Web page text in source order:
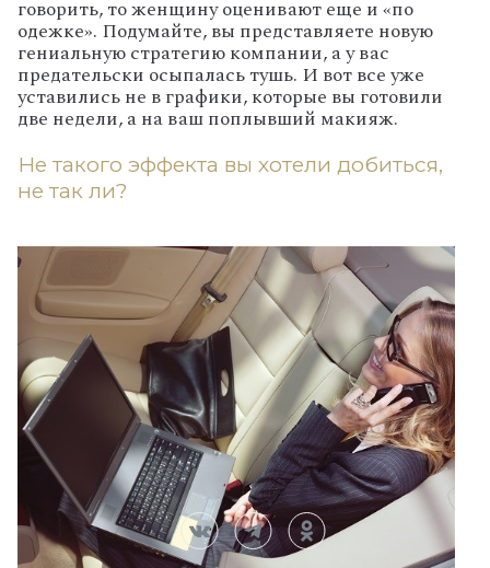
говорить, то женщину оценивают еще и «по
одежке». Подумайте, вы представляете новую
гениальную стратегию компании, а у вас
предательски осыпалась тушь. И вот все уже
уставились не в графики, которые вы готовили
две недели, а на ваш поплывший макияж.
Не такого эффекта вы хотели добиться,
не так ли?